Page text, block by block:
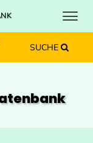
springenspringen
springen
springen
SUCHE